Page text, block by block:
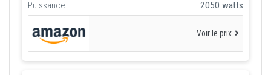
Puissance 2050 watts
Voir le prix